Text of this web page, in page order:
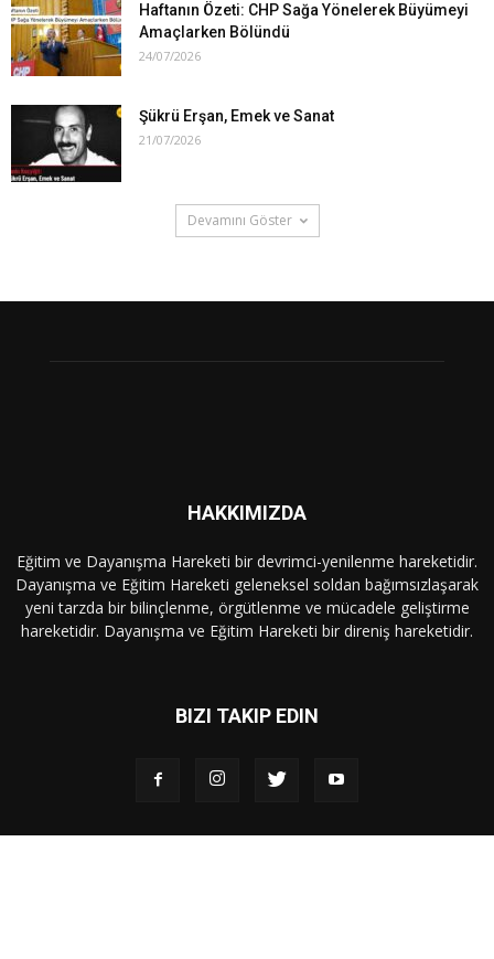
Haftanın Özeti: CHP Sağa Yönelerek Büyümeyi
Amaçlarken Bölündü
24/07/2026
Şükrü Erşan, Emek ve Sanat
21/07/2026
Devamını Göster
HAKKIMIZDA
Eğitim ve Dayanışma Hareketi bir devrimci-yenilenme hareketidir.
Dayanışma ve Eğitim Hareketi geleneksel soldan bağımsızlaşarak
yeni tarzda bir bilinçlenme, örgütlenme ve mücadele geliştirme
hareketidir. Dayanışma ve Eğitim Hareketi bir direniş hareketidir.
BIZI TAKIP EDIN